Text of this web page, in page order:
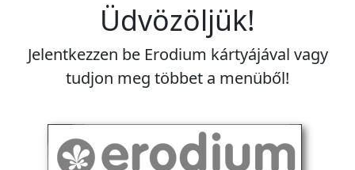
Üdvözöljük!
Jelentkezzen be Erodium kártyájával vagy
tudjon meg többet a menüből!